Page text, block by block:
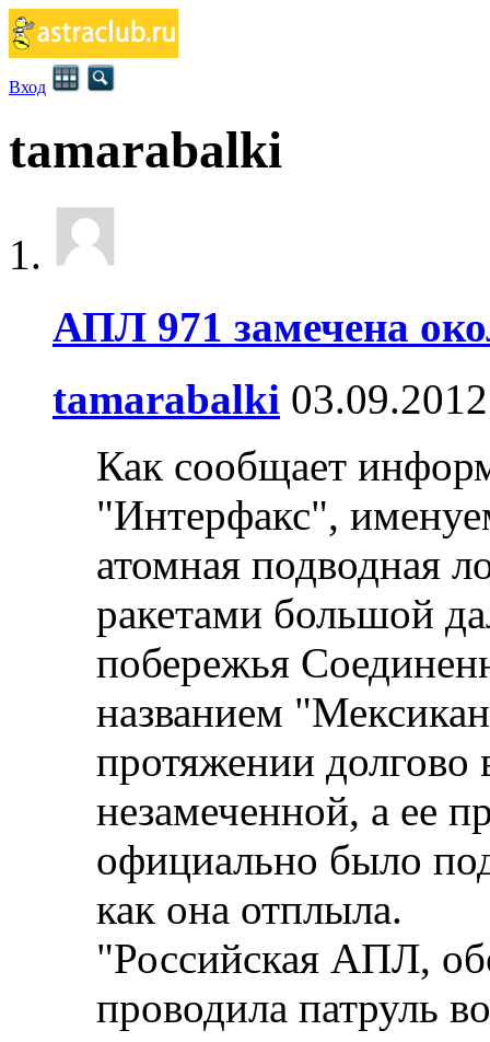
Вход
tamarabalki
АПЛ 971 замечена
tamarabalki
Как сообщает
"Интерфакс",
атомная подводная
ракетами большой
побережья
названием
протяжении долгово
незамеченной, а ее
официально было
как она отплыла.
"Российская АПЛ,
проводила патруль